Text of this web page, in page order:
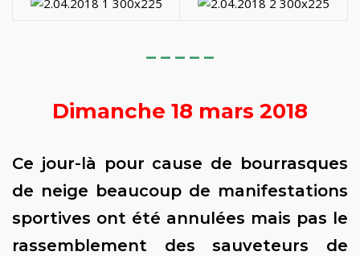
– – – – –
Dimanche 18 mars 2018
Ce jour-là pour cause de bourrasques
de neige beaucoup de manifestations
sportives ont été annulées mais pas le
rassemblement des sauveteurs de